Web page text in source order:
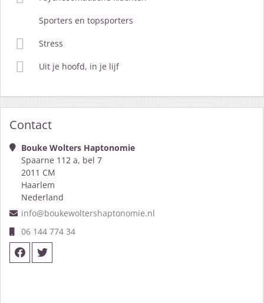
Sporters en topsporters
Stress
Uit je hoofd, in je lijf
Contact
Bouke Wolters Haptonomie
Spaarne 112 a, bel 7
2011 CM
Haarlem
Nederland
info@boukewoltershaptonomie.nl
06 144 774 34